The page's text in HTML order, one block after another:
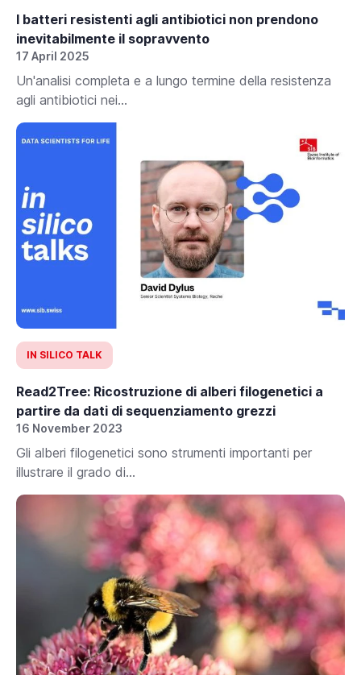
I batteri resistenti agli antibiotici non prendono
inevitabilmente il sopravvento
17 April 2025
Un'analisi completa e a lungo termine della resistenza
agli antibiotici nei...
IN SILICO TALK
Read2Tree: Ricostruzione di alberi filogenetici a
partire da dati di sequenziamento grezzi
16 November 2023
Gli alberi filogenetici sono strumenti importanti per
illustrare il grado di...